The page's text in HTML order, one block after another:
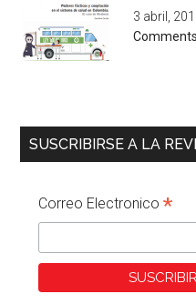
3 abril,
Comments
SUSCRIBIRSE A LA
Correo Electronico*